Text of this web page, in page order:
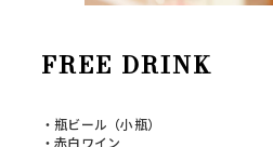
FREE DRINK
・瓶ビール（小瓶）
・赤白ワイン